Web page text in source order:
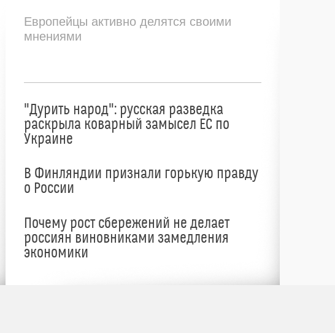
Европейцы активно делятся своими
мнениями
"Дурить народ": русская разведка
раскрыла коварный замысел ЕС по
Украине
В Финляндии признали горькую правду
о России
Почему рост сбережений не делает
россиян виновниками замедления
экономики